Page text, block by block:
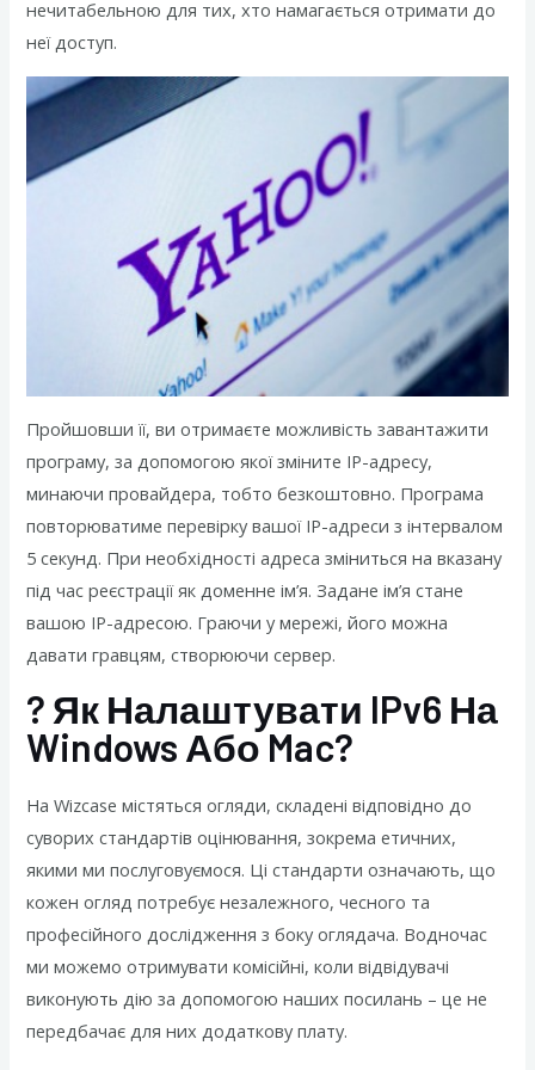
нечитабельною для тих, хто намагається отримати до
неї доступ.
Пройшовши її, ви отримаєте можливість завантажити
програму, за допомогою якої зміните IP-адресу,
минаючи провайдера, тобто безкоштовно. Програма
повторюватиме перевірку вашої IP-адреси з інтервалом
5 секунд. При необхідності адреса зміниться на вказану
під час реєстрації як доменне ім’я. Задане ім’я стане
вашою IP-адресою. Граючи у мережі, його можна
давати гравцям, створюючи сервер.
? Як Налаштувати IPv6 На
Windows Або Mac?
На Wizcase містяться огляди, складені відповідно до
суворих стандартів оцінювання, зокрема етичних,
якими ми послуговуємося. Ці стандарти означають, що
кожен огляд потребує незалежного, чесного та
професійного дослідження з боку оглядача. Водночас
ми можемо отримувати комісійні, коли відвідувачі
виконують дію за допомогою наших посилань – це не
передбачає для них додаткову плату.